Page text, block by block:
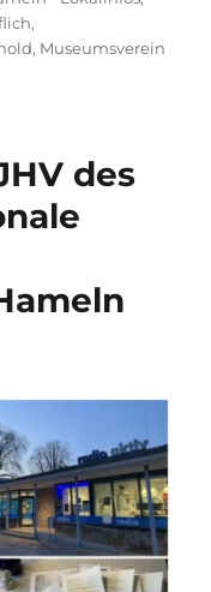
,
, Museumsverein
des